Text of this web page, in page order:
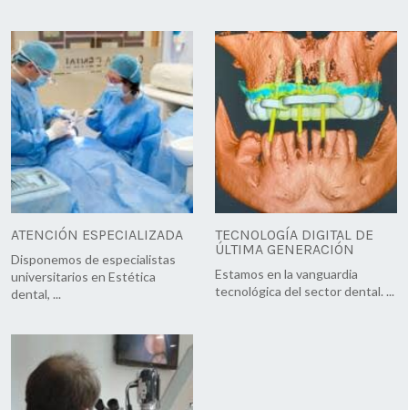
ATENCIÓN ESPECIALIZADA
Disponemos de especialistas
universitarios en Estética
dental, ...
TECNOLOGÍA DIGITAL DE
ÚLTIMA GENERACIÓN
Estamos en la vanguardia
tecnológica del sector dental. ...